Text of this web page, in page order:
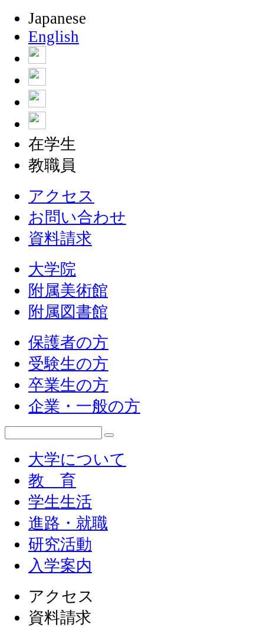
Japanese
English
在学生
教職員
アクセス
お問い合わせ
資料請求
大学院
附属美術館
附属図書館
保護者の方
受験生の方
卒業生の方
企業・一般の方
大学について
教 育
学生生活
進路・就職
研究活動
入学案内
アクセス
資料請求